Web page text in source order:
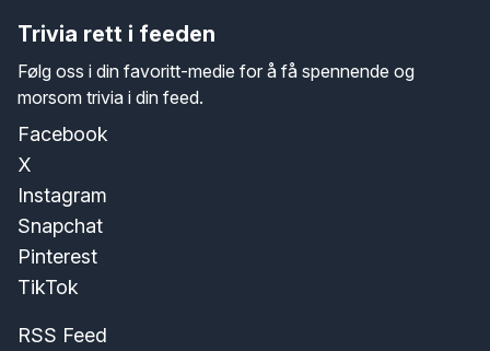
Trivia rett i feeden
Følg oss i din favoritt-medie for å få spennende og
morsom trivia i din feed.
Facebook
X
Instagram
Snapchat
Pinterest
TikTok
RSS Feed